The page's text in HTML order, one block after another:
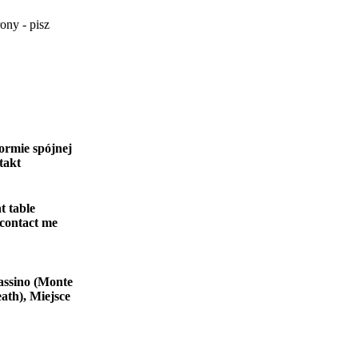
- pisz
spójnej
table
me
(Monte
Miejsce